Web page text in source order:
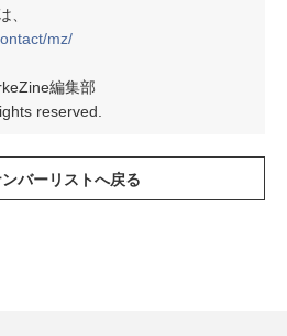
、
mz/
編集部
reserved.